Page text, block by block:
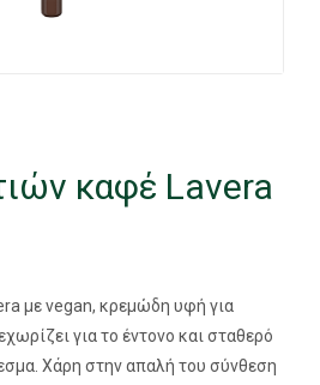
καφέ Lavera
με vegan, κρεμώδη υφή για
για το έντονο και σταθερό
Χάρη στην απαλή του σύνθεση